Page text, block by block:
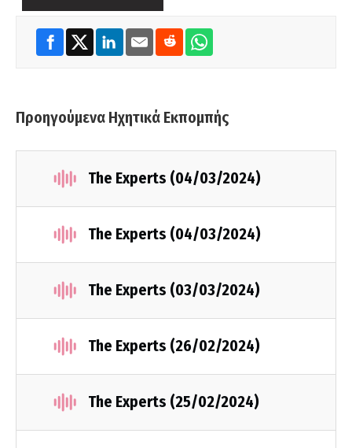
Προηγούμενα Ηχητικά Εκπομπής
The Experts (04/03/2024)
The Experts (04/03/2024)
The Experts (03/03/2024)
The Experts (26/02/2024)
The Experts (25/02/2024)